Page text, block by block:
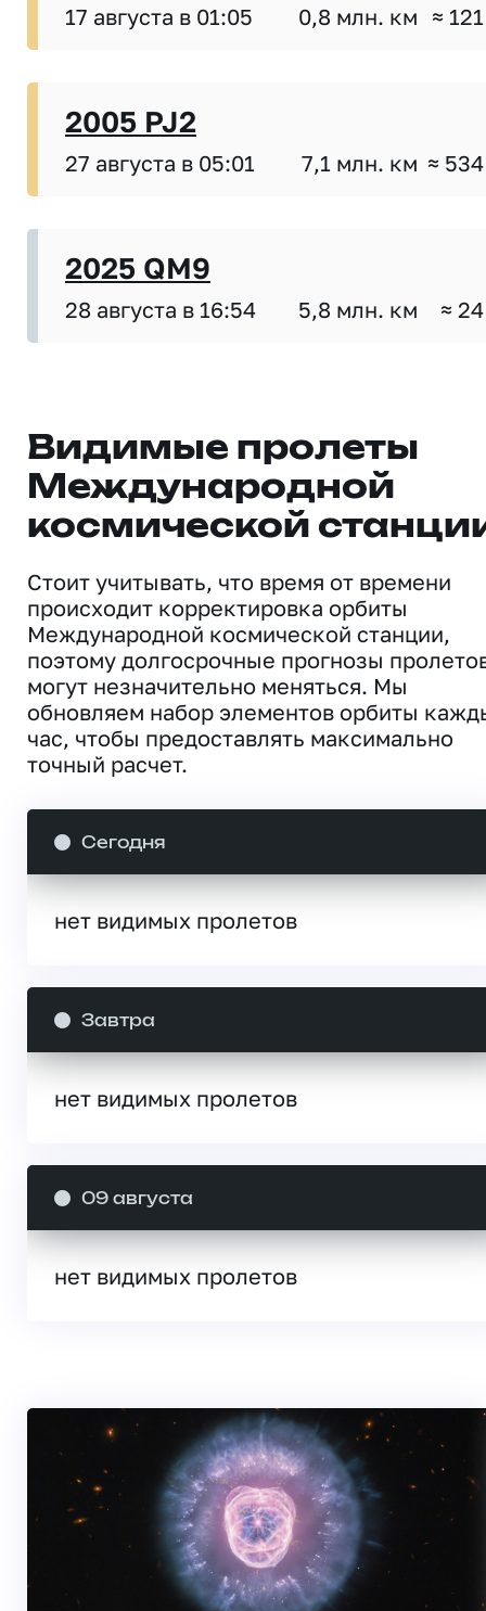
17 августа в 01:05 0,8 млн. км ≈
2005 PJ2
27 августа в 05:01 7,1 млн. км ≈
2025 QM9
28 августа в 16:54 5,8 млн. км ≈
Видимые пролеты
Международной
космической
Стоит учитывать, что время от времени
происходит корректировка орбиты
Международной космической станции,
поэтому долгосрочные прогнозы
могут незначительно меняться. Мы
обновляем набор элементов орбиты
час, чтобы предоставлять максимально
точный расчет.
Сегодня
нет видимых пролетов
Завтра
нет видимых пролетов
09 августа
нет видимых пролетов